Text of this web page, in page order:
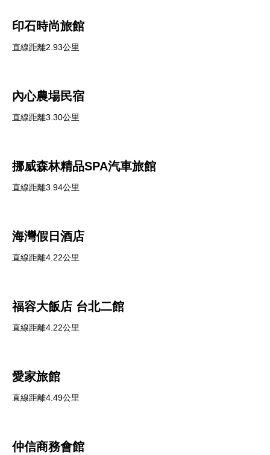
印石時尚旅館
直線距離2.93公里
內心農場民宿
直線距離3.30公里
挪威森林精品SPA汽車旅館
直線距離3.94公里
海灣假日酒店
直線距離4.22公里
福容大飯店 台北二館
直線距離4.22公里
愛家旅館
直線距離4.49公里
仲信商務會館